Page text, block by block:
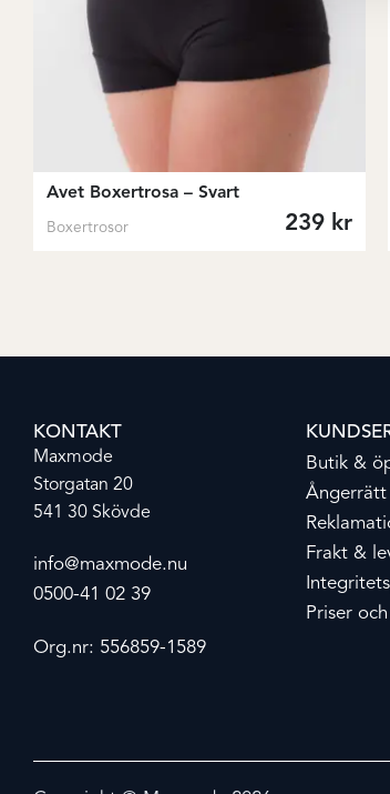
Avet Boxertrosa – Svart
Boxertrosor 239 kr
KONTAKT
Maxmode
Storgatan 20
541 30 Skövde
info@maxmode.nu
0500-41 02 39
Org.nr: 556859-1589
Butik &
Frakt &
Priser